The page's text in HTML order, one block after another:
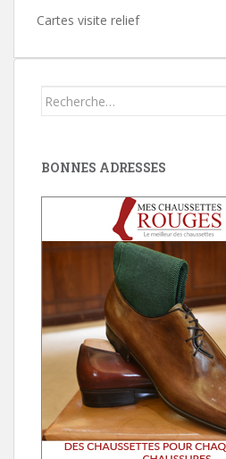
Cartes visite relief
Search
BONNES ADRESSES